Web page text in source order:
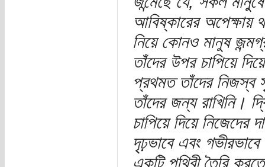
আবিষ্কারের অপেক্ষায়
নিয়ে কোনও মানুষ
তাঁদের উপর চাপিয়ে
প্রথমত তাঁদের নিজস্ব
তাঁদের জন্য রাখিনি।
চাপিয়ে দিয়ে নিজেদের
দৃঢ়ভাবে এবং
একটি পৃথিবী তৈরি